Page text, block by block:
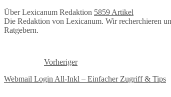
Über Lexicanum Redaktion 5859 Artikel
Die Redaktion von Lexicanum. Wir recherchieren
Ratgebern.
Vorheriger
Webmail Login All-Inkl – Einfacher Zugriff & Tips